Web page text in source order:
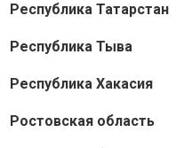
Республика Татарстан
Республика Тыва
Республика Хакасия
Ростовская область